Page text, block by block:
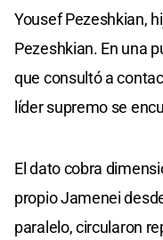
Yousef Pezeshkian,
Pezeshkian. En una
que consultó a
líder supremo se
El dato cobra
propio Jamenei
paralelo, circularon